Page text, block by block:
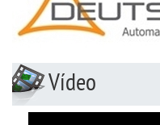
Vídeo